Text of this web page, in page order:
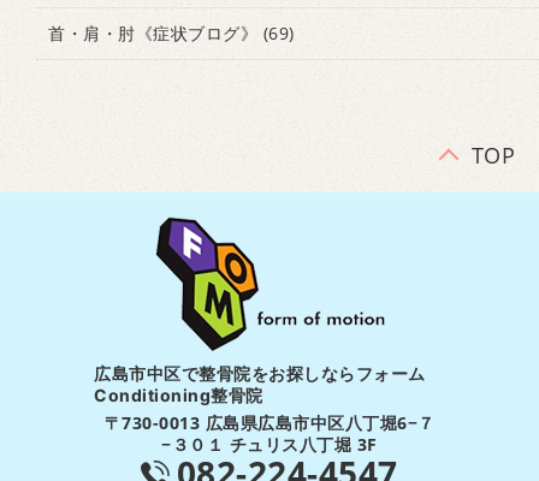
首・肩・肘《症状ブログ》 (69)
TOP
広島市中区で整骨院をお探しならフォーム
Conditioning整骨院
〒730-0013 広島県広島市中区八丁堀6−７
−３０１ チュリス八丁堀 3F